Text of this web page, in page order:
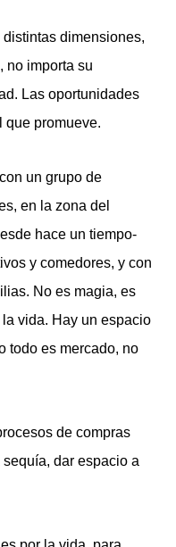
dimensiones,
no importa su
Las oportunidades
que promueve.
un grupo de
en la zona del
hace un tiempo-
y comedores, y con
No es magia, es
vida. Hay un espacio
todo es mercado, no
de compras
dar espacio a